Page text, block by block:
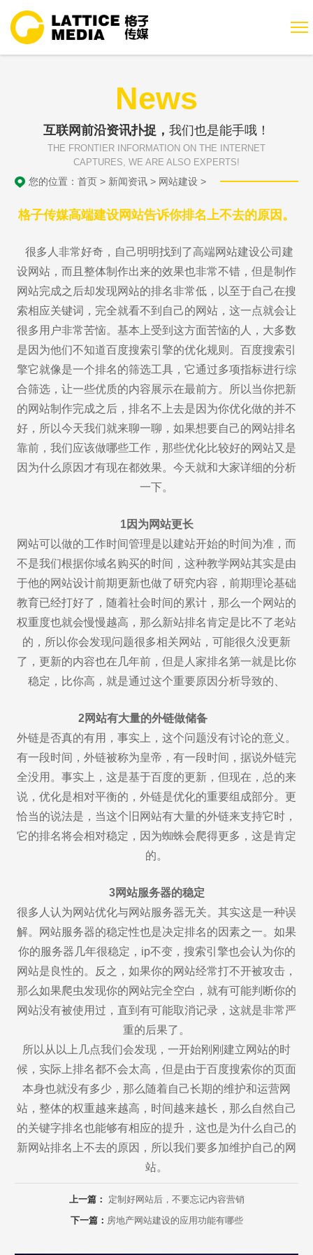
News
互联网前沿资讯扑捉， 我们也是能手哦！
THE FRONTIER INFORMATION ON THE INTERNET
CAPTURES, WE ARE ALSO EXPERTS!
您的位置：首页 > 新闻资讯 > 网站建设 >
格子传媒高端建设网站告诉你排名上不去的原因。
很多人非常好奇，自己明明找到了高端网站建设公司建
设网站，而且整体制作出来的效果也非常不错，但是制作
网站完成之后却发现网站的排名非常低，以至于自己在搜
索相应关键词，完全就看不到自己的网站，这一点就会让
很多用户非常苦恼。基本上受到这方面苦恼的人，大多数
是因为他们不知道百度搜索引擎的优化规则。百度搜索引
擎它就像是一个排名的筛选工具，它通过多项指标进行综
合筛选，让一些优质的内容展示在最前方。所以当你把新
的网站制作完成之后，排名不上去是因为你优化做的并不
好，所以今天我们就来聊一聊，如果想要自己的网站排名
靠前，我们应该做哪些工作，那些优化比较好的网站又是
因为什么原因才有现在都效果。今天就和大家详细的分析
一下。
1因为网站更长
网站可以做的工作时间管理是以建站开始的时间为准，而
不是我们根据你域名购买的时间，这种教学网站其实是由
于他的网站设计前期更新也做了研究内容，前期理论基础
教育已经打好了，随着社会时间的累计，那么一个网站的
权重度也就会慢慢越高，那么新站排名肯定是比不了老站
的，所以你会发现问题很多相关网站，可能很久没更新
了，更新的内容也在几年前，但是人家排名第一就是比你
稳定，比你高，就是通过这个重要原因分析导致的、
2网站有大量的外链做储备
外链是否真的有用，事实上，这个问题没有讨论的意义。
有一段时间，外链被称为皇帝，有一段时间，据说外链完
全没用。事实上，这是基于百度的更新，但现在，总的来
说，优化是相对平衡的，外链是优化的重要组成部分。更
恰当的说法是，当这个旧网站有大量的外链来支持它时，
它的排名将会相对稳定，因为蜘蛛会爬得更多，这是肯定
的。
3网站服务器的稳定
很多人认为网站优化与网站服务器无关。其实这是一种误
解。网站服务器的稳定性也是决定排名的因素之一。如果
你的服务器几年很稳定，ip不变，搜索引擎也会认为你的
网站是良性的。反之，如果你的网站经常打不开被攻击，
那么如果爬虫发现你的网站完全空白，就有可能判断你的
网站没有被使用过，直到有可能取消记录，这就是非常严
重的后果了。
所以从以上几点我们会发现，一开始刚刚建立网站的时
候，实际上排名都不会太高，但是由于百度搜索你的页面
本身也就没有多少，那么随着自己长期的维护和运营网
站，整体的权重越来越高，时间越来越长，那么自然自己
的关键字排名也能够有相应的提升，这也是为什么自己的
新网站排名上不去的原因，所以我们要多加维护自己的网
站。
上一篇：
定制好网站后，不要忘记内容营销
下一篇： 房地产网站建设的应用功能有哪些